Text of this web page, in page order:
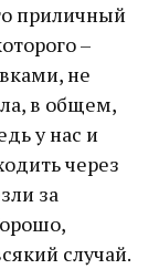
приличный
–
не
в общем,
у нас и
через
за
случай.